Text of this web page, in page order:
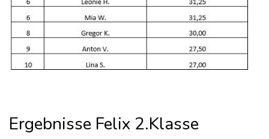
Ergebnisse Felix 2.Klasse